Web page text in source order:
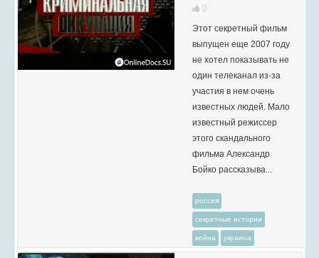
0
Этот секретный фильм
выпущен еще 2007 году
не хотел показывать не
один телеканал из-за
участия в нем очень
известных людей. Мало
известный режиссер
этого скандального
фильма Александр
Бойко рассказыва...
россия
секретные истории
война украина